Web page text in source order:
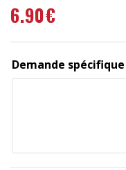
6.90€
Demande spécifique